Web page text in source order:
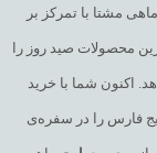
مشتا با تمرکز بر
محصولات صید روز را
اکنون شما با خرید
فارس را در سفره‌ی